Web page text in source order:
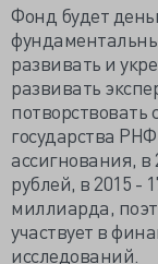
Фонд будет
развивать и
развивать
государства
ассигнования, в
рублей, в 2015 -
миллиарда,
участвует в
исследований.